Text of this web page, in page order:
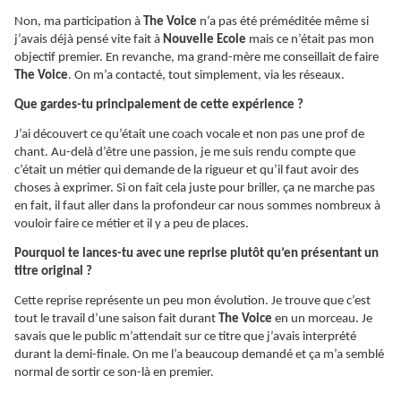
Non, ma participation à The Voice n’a pas été préméditée même si
j’avais déjà pensé vite fait à Nouvelle Ecole mais ce n’était pas mon
objectif premier. En revanche, ma grand-mère me conseillait de faire
The Voice. On m’a contacté, tout simplement, via les réseaux.
Que gardes-tu principalement de cette expérience ?
J’ai découvert ce qu’était une coach vocale et non pas une prof de
chant. Au-delà d’être une passion, je me suis rendu compte que
c’était un métier qui demande de la rigueur et qu’il faut avoir des
choses à exprimer. Si on fait cela juste pour briller, ça ne marche pas
en fait, il faut aller dans la profondeur car nous sommes nombreux à
vouloir faire ce métier et il y a peu de places.
Pourquoi te lances-tu avec une reprise plutôt qu’en présentant un
titre original ?
Cette reprise représente un peu mon évolution. Je trouve que c’est
tout le travail d’une saison fait durant The Voice en un morceau. Je
savais que le public m’attendait sur ce titre que j’avais interprété
durant la demi-finale. On me l’a beaucoup demandé et ça m’a semblé
normal de sortir ce son-là en premier.